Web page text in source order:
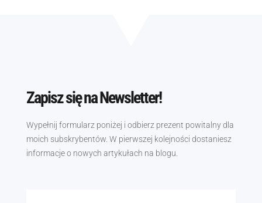
Zapisz się na Newsletter!
Wypełnij formularz poniżej i odbierz prezent powitalny dla
moich subskrybentów. W pierwszej kolejności dostaniesz
informacje o nowych artykułach na blogu.